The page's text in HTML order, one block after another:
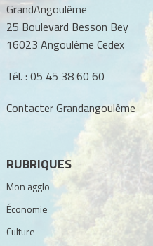
GrandAngoulême
25 Boulevard Besson Bey
16023 Angoulême Cedex
Tél. : 05 45 38 60 60
Contacter Grandangoulême
RUBRIQUES
Mon agglo
Économie
Culture